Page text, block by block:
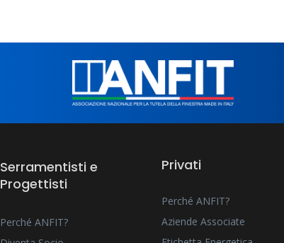
Serramentisti e
Progettisti
Perché ANFIT?
Privati
Perché ANFIT?
Aziende Associate